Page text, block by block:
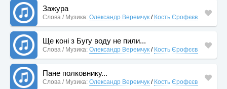
Зажура
Слова / Музика: Олександр Веремчук / Кость Єрофєєв
Ще коні з Бугу воду не пили...
Слова / Музика: Олександр Веремчук / Кость Єрофєєв
Пане полковнику...
Слова / Музика: Олександр Веремчук / Кость Єрофєєв